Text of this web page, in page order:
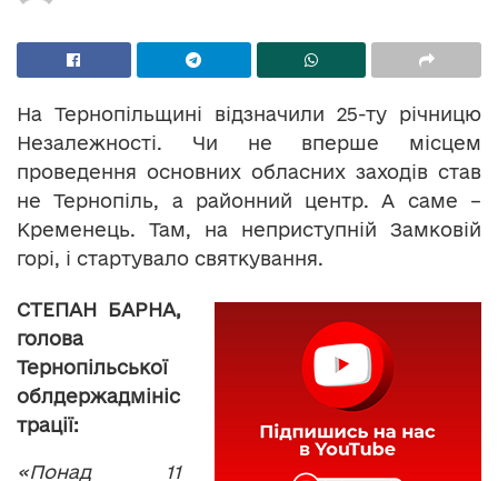
На Тернопільщині відзначили 25-ту річницю
Незалежності. Чи не вперше місцем
проведення основних обласних заходів став
не Тернопіль, а районний центр. А саме –
Кременець. Там, на неприступній Замковій
горі, і стартувало святкування.
СТЕПАН БАРНА,
голова
Тернопільської
облдержадмініс
трації:
«Понад 11